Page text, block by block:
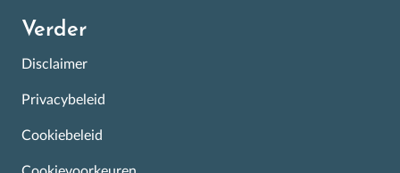
Verder
Disclaimer
Privacybeleid
Cookiebeleid